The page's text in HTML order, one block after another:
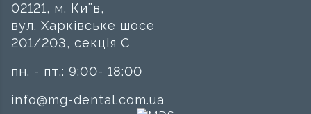
02121, м. Київ,
вул. Харківське шосе
201/203, секція C
пн. - пт.: 9:00- 18:00
info@mg-dental.com.ua